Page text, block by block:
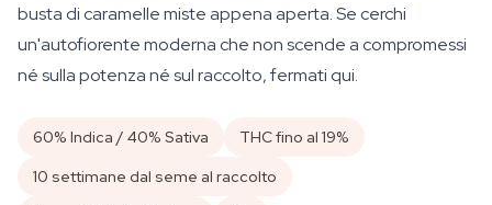
busta di caramelle miste appena aperta. Se cerchi
un'autofiorente moderna che non scende a compromessi
né sulla potenza né sul raccolto, fermati qui.
60% Indica / 40% Sativa
THC fino al 19%
10 settimane dal seme al raccolto